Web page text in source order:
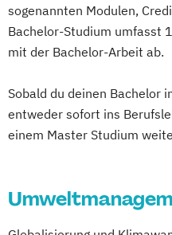
Erwachsenenbildung
Beratung und
Finance
Accounting und
Finanzmanagement
Gartenbau
Physiotherapie
Software
Systeme
Health Studies*
Health Tech and
IT-Security
Integriertes
Integriertes
Logopädie*
Doktoratsstudium
Environmental
Forstwirtschaft
Green Building
Holz- und
Kulturtechnik und
Landschaftsplanung
sogenannten Modulen,
Bachelor-Studium umfasst
mit der Bachelor-Arbeit ab.
Sobald du deinen Bachelor
entweder sofort ins
einem Master Studium